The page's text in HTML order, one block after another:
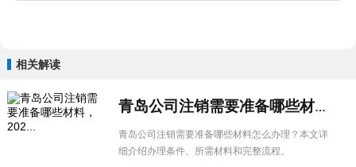
相关解读
青岛公司注销需要准备哪些材料，202...
青岛公司注销需要准备哪些材料怎么办理？本文详
细介绍办理条件、所需材料和完整流程。